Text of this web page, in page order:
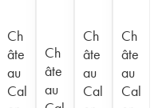
Ch
âte
au
Cal
Ch
âte
au
Ch
âte
au
Cal
Ch
âte
au
Cal